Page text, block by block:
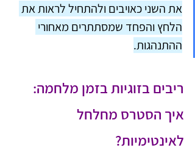
את השני כאויבים ולהתחיל לראות את
הלחץ והפחד שמסתתרים מאחורי
ההתנהגות.
ריבים בזוגיות בזמן מלחמה:
איך הסטרס מחלחל
לאינטימיות?